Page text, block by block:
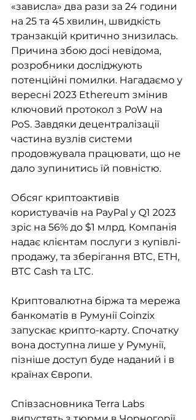
«зависла» два рази за 24 години
на 25 та 45 хвилин, швидкість
транзакцій критично знизилась.
Причина збою досі невідома,
розробники досліджують
потенційні помилки. Нагадаємо у
вересні 2023 Ethereum змінив
ключовий протокол з PoW на
PoS. Завдяки децентралізації
частина вузлів системи
продовжувала працювати, що не
дало зупинитись їй повністю.
Обсяг криптоактивів
користувачів на PayPal у Q1 2023
зріс на 56% до $1 млрд. Компанія
надає клієнтам послуги з купівлі-
продажу, та зберігання BTC, ETH,
BTC Cash та LTC.
Криптовалютна біржа та мережа
банкоматів в Румунії Coinzix
запускає крипто-карту. Спочатку
вона доступна лише у Румунії,
пізніше доступ буде наданий і в
країнах Європи.
Співзасновника Terra Labs